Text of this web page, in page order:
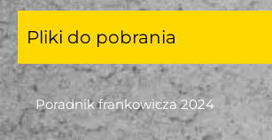
Pliki do pobrania
Poradnik frankowicza 2024